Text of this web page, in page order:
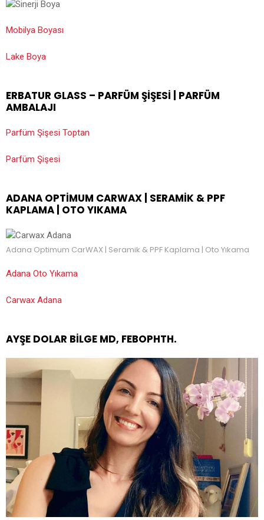
Mobilya Boyası
Lake Boya
ERBATUR GLASS – PARFÜM ŞIŞESI | PARFÜM
AMBALAJI
Parfüm Şişesi Toptan
Parfüm Şişesi
ADANA OPTIMUM CARWAX | SERAMIK & PPF
KAPLAMA | OTO YIKAMA
Adana Optimum CarWAX | Seramik & PPF Kaplama | Oto Yıkama
Adana Oto Yıkama
Carwax Adana
AYŞE DOLAR BILGE MD, FEBOPHTH.